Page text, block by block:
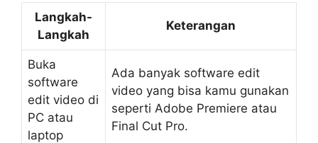
Langkah-
Langkah
Keterangan
Buka
software
edit video di
PC atau
laptop
Ada banyak software edit
video yang bisa kamu gunakan
seperti Adobe Premiere atau
Final Cut Pro.